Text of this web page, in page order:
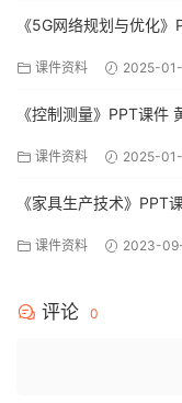
《5G网络规划与优化
课件资料 2025-
《控制测量》PPT课件
课件资料 2025-
《家具生产技术》PPT
课件资料 2023-
评论 0